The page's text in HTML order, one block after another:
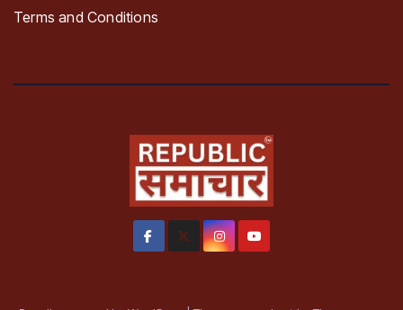
Terms and Conditions